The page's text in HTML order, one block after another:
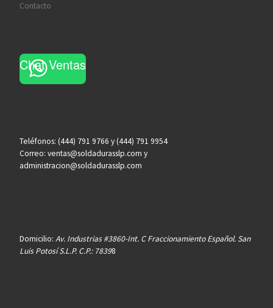
Contacto
Chat Ventas
Teléfonos: (444) 791 9766 y (444) 791 9954
Correo: ventas@soldadurasslp.com y
administracion@soldadurasslp.com
Domicilio: Av. Industrias #3860-Int. C Fraccionamiento Español. San
Luis Potosí S.L.P. C.P.: 78398